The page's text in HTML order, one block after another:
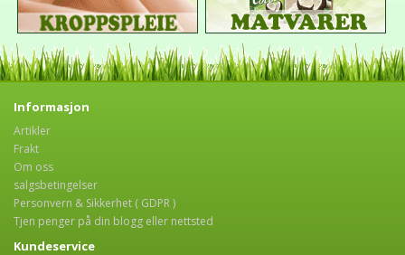
Informasjon
Artikler
Frakt
Om oss
salgsbetingelser
Personvern & Sikkerhet ( GDPR )
Tjen penger på din blogg eller nettsted
Kundeservice